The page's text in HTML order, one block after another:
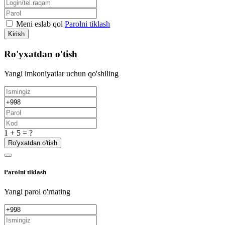
Meni eslab qol Parolni tiklash
Kirish
Ro'yxatdan o'tish
Yangi imkoniyatlar uchun qo'shiling
1 + 5 = ?
Ro'yxatdan o'tish
Parolni tiklash
Yangi parol o'rnating